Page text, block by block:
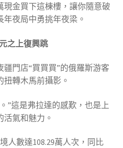
現金買下這棟樓，讓你隨意破
夜局中勇挑年夜梁。
之上復興跳
門店“買買買”的俄羅斯游客
轉木馬前攝影。
”這是弗拉達的感歎，也是上
氣和魅力。
人數達108.29萬人次，同比